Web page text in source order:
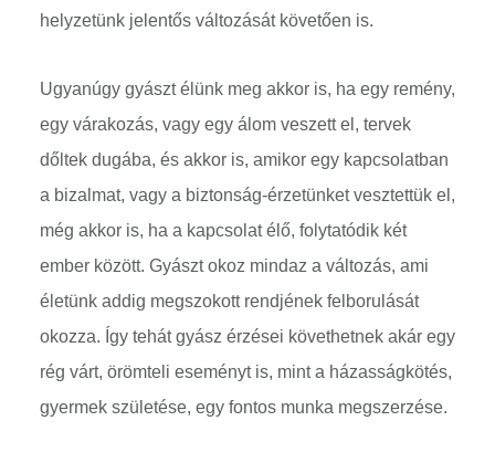
helyzetünk jelentős változását követően is.
Ugyanúgy gyászt élünk meg akkor is, ha egy remény,
egy várakozás, vagy egy álom veszett el, tervek
dőltek dugába, és akkor is, amikor egy kapcsolatban
a bizalmat, vagy a biztonság-érzetünket vesztettük el,
még akkor is, ha a kapcsolat élő, folytatódik két
ember között. Gyászt okoz mindaz a változás, ami
életünk addig megszokott rendjének felborulását
okozza. Így tehát gyász érzései követhetnek akár egy
rég várt, örömteli eseményt is, mint a házasságkötés,
gyermek születése, egy fontos munka megszerzése.